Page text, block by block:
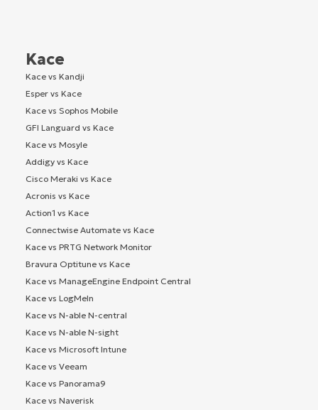
Kace
Kace vs Kandji
Esper vs Kace
Kace vs Sophos Mobile
GFI Languard vs Kace
Kace vs Mosyle
Addigy vs Kace
Cisco Meraki vs Kace
Acronis vs Kace
Action1 vs Kace
Connectwise Automate vs Kace
Kace vs PRTG Network Monitor
Bravura Optitune vs Kace
Kace vs ManageEngine Endpoint Central
Kace vs LogMeIn
Kace vs N-able N-central
Kace vs N-able N-sight
Kace vs Microsoft Intune
Kace vs Veeam
Kace vs Panorama9
Kace vs Naverisk